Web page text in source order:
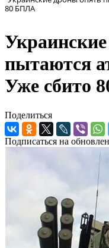
80 БПЛА
пытаются
Уже сбито
Поделиться
Подписаться на